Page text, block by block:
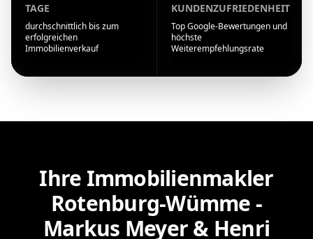
TAGE
durchschnittlich bis zum
erfolgreichen
Immobilienverkauf
KUNDENZUFRIEDENHEIT
Top Google-Bewertungen und
höchste
Weiterempfehlungsrate
Ihre Immobilienmakler
Rotenburg-Wümme -
Markus Meyer & Henri